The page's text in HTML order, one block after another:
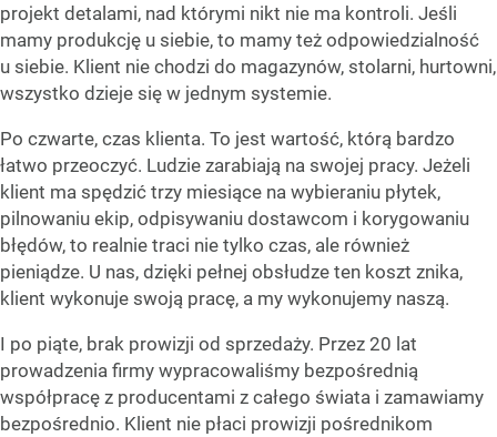
projekt detalami, nad którymi nikt nie ma kontroli. Jeśli
mamy produkcję u siebie, to mamy też odpowiedzialność
u siebie. Klient nie chodzi do magazynów, stolarni, hurtowni,
wszystko dzieje się w jednym systemie.
Po czwarte, czas klienta. To jest wartość, którą bardzo
łatwo przeoczyć. Ludzie zarabiają na swojej pracy. Jeżeli
klient ma spędzić trzy miesiące na wybieraniu płytek,
pilnowaniu ekip, odpisywaniu dostawcom i korygowaniu
błędów, to realnie traci nie tylko czas, ale również
pieniądze. U nas, dzięki pełnej obsłudze ten koszt znika,
klient wykonuje swoją pracę, a my wykonujemy naszą.
I po piąte, brak prowizji od sprzedaży. Przez 20 lat
prowadzenia firmy wypracowaliśmy bezpośrednią
współpracę z producentami z całego świata i zamawiamy
bezpośrednio. Klient nie płaci prowizji pośrednikom